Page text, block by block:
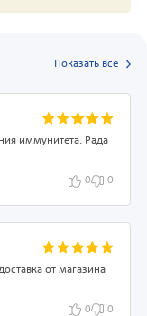
Показать все
иммунитета. Рада
0 0
от магазина
0 0